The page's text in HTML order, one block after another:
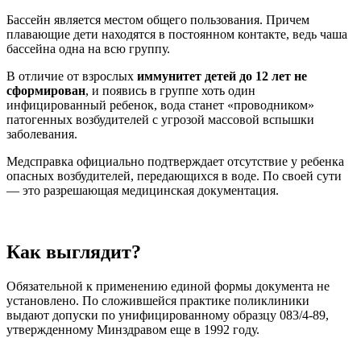
Бассейн является местом общего пользования. Причем
плавающие дети находятся в постоянном контакте, ведь чаша
бассейна одна на всю группу.
В отличие от взрослых иммунитет детей до 12 лет не
сформирован, и появись в группе хоть один
инфицированный ребенок, вода станет «проводником»
патогенных возбудителей с угрозой массовой вспышки
заболевания.
Медсправка официально подтверждает отсутствие у ребенка
опасных возбудителей, передающихся в воде. По своей сути
— это разрешающая медицинская документация.
Как выглядит?
Обязательной к применению единой формы документа не
установлено. По сложившейся практике поликлиники
выдают допуски по унифицированному образцу 083/4-89,
утвержденному Минздравом еще в 1992 году.